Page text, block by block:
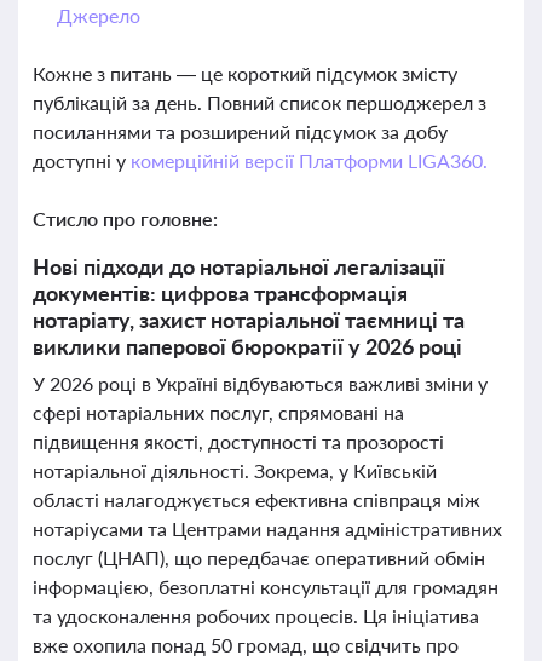
Джерело
Кожне з питань — це короткий підсумок змісту
публікацій за день. Повний список першоджерел з
посиланнями та розширений підсумок за добу
доступні у комерційній версії Платформи LIGA360.
Стисло про головне:
Нові підходи до нотаріальної легалізації
документів: цифрова трансформація
нотаріату, захист нотаріальної таємниці та
виклики паперової бюрократії у 2026 році
У 2026 році в Україні відбуваються важливі зміни у
сфері нотаріальних послуг, спрямовані на
підвищення якості, доступності та прозорості
нотаріальної діяльності. Зокрема, у Київській
області налагоджується ефективна співпраця між
нотаріусами та Центрами надання адміністративних
послуг (ЦНАП), що передбачає оперативний обмін
інформацією, безоплатні консультації для громадян
та удосконалення робочих процесів. Ця ініціатива
вже охопила понад 50 громад, що свідчить про